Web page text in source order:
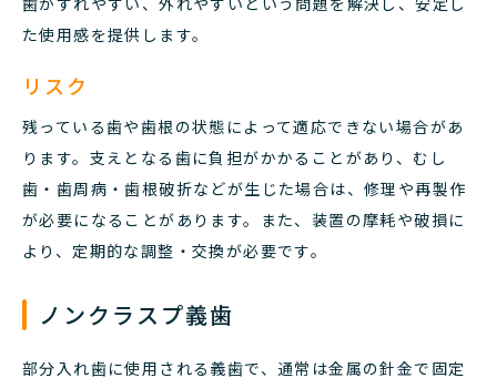
た使用感を提供します。
リスク
残っている歯や歯根の状態によって適応できない場合があ
ります。支えとなる歯に負担がかかることがあり、むし
歯・歯周病・歯根破折などが生じた場合は、修理や再製作
が必要になることがあります。また、装置の摩耗や破損に
より、定期的な調整・交換が必要です。
ノンクラスプ義歯
部分入れ歯に使用される義歯で、通常は金属の針金で固定